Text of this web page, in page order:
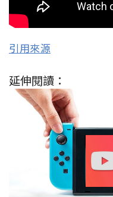
引用來源
延伸閱讀：